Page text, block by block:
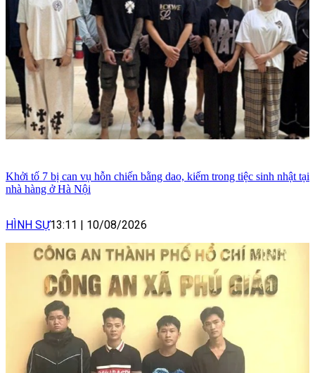
Khởi tố 7 bị can vụ hỗn chiến bằng dao, kiếm trong tiệc sinh nhật tại
nhà hàng ở Hà Nội
HÌNH SỰ13:11 | 10/08/2026